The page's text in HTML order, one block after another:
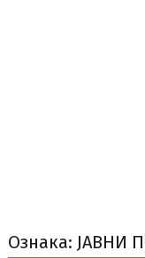
Ознака: ЈАВНИ